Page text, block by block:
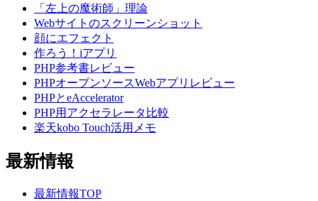
「左上の魔術師」理論
Webサイトのスクリーンショット
顔にエフェクト
作ろう！iアプリ
PHP参考書レビュー
PHPオープンソースWebアプリレビュー
PHPとeAccelerator
PHP用アクセラレータ比較
楽天kobo Touch活用メモ
最新情報
最新情報TOP